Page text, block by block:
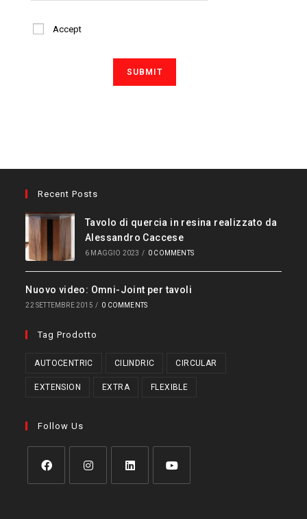
Accept
Recent Posts
Tavolo di quercia in resina realizzato da
Alessandro Caccese
6 MAGGIO 2023 / 0 COMMENTS
Nuovo video: Omni-Joint per tavoli
22 SETTEMBRE 2015 / 0 COMMENTS
Tag Prodotto
AUTOCENTRIC CILINDRIC CIRCULAR
EXTENSION EXTRA FLEXIBLE
Follow Us